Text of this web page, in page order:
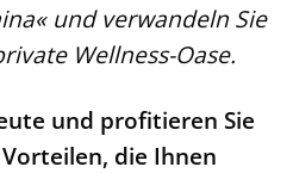
und verwandeln Sie
Wellness-Oase.
und profitieren Sie
die Ihnen